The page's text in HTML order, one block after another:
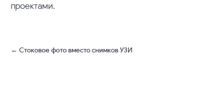
проектами.
←Стоковое фото вместо снимков УЗИ